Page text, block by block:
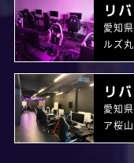
リ
愛知
ルズ
リ
愛知
ア桜